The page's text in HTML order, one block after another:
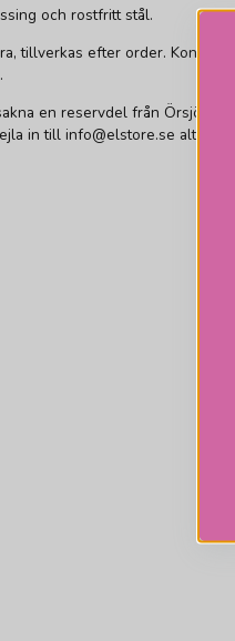
och rostfritt stål.
tillverkas efter order. Kontakta
en reservdel från Örsjö
in till info@elstore.se